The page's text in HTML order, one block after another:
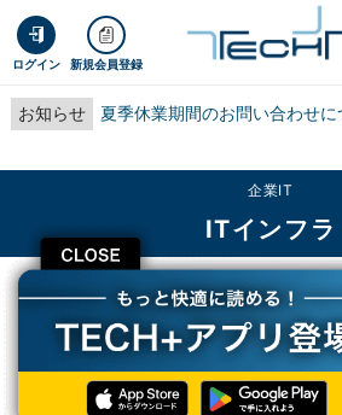
ログイン 新規会員登録
お知らせ 夏季休業期間のお問い合わせに
CLOSE
企業IT
ITインフラ
TECH+ 企業IT
ITインフラ
"クラウド化された世界"で求められる4つの条件 -